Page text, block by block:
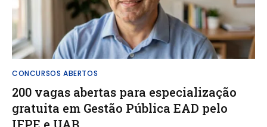
CONCURSOS ABERTOS
200 vagas abertas para especialização
gratuita em Gestão Pública EAD pelo